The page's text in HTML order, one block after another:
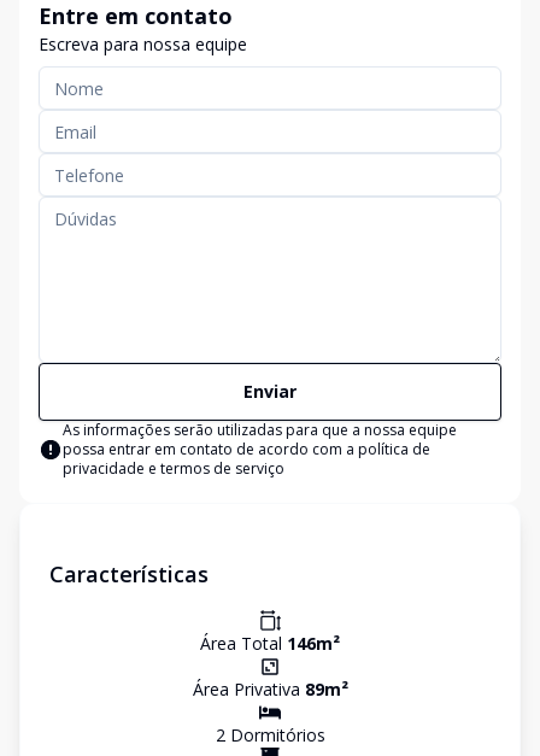
Entre em contato
Escreva para nossa equipe
Enviar
As informações serão utilizadas para que a nossa equipe
possa entrar em contato de acordo com a política de
privacidade e termos de serviço
Características
Área Total 146m²
Área Privativa 89m²
2Dormitórios